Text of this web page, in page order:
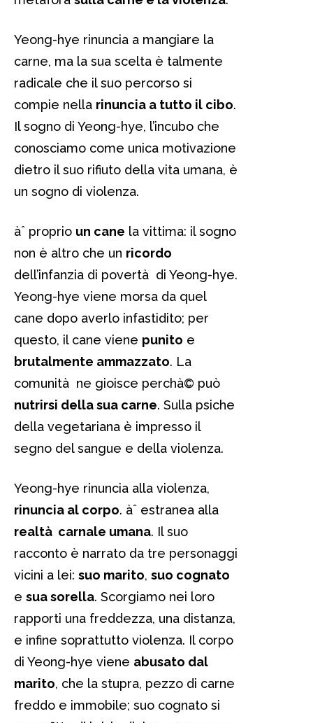
Yeong-hye rinuncia a mangiare la
carne, ma la sua scelta è talmente
radicale che il suo percorso si
compie nella rinuncia a tutto il cibo.
Il sogno di Yeong-hye, l’incubo che
conosciamo come unica motivazione
dietro il suo rifiuto della vita umana, è
un sogno di violenza.
àˆ proprio un cane la vittima: il sogno
non è altro che un ricordo
dell’infanzia di povertà di Yeong-hye.
Yeong-hye viene morsa da quel
cane dopo averlo infastidito; per
questo, il cane viene punito e
brutalmente ammazzato. La
comunità ne gioisce perchà© può
nutrirsi della sua carne. Sulla psiche
della vegetariana è impresso il
segno del sangue e della violenza.
Yeong-hye rinuncia alla violenza,
rinuncia al corpo. àˆ estranea alla
realtà carnale umana. Il suo
racconto è narrato da tre personaggi
vicini a lei: suo marito, suo cognato
e sua sorella. Scorgiamo nei loro
rapporti una freddezza, una distanza,
e infine soprattutto violenza. Il corpo
di Yeong-hye viene abusato dal
marito, che la stupra, pezzo di carne
freddo e immobile; suo cognato si